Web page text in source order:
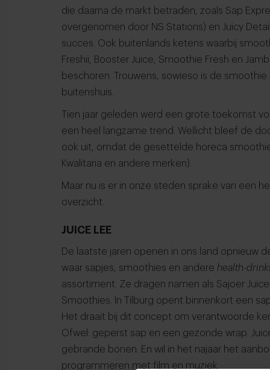
die daarna de markt betraden, zoals Sap
overgenomen door NS Stations) en Juicy
succes. Ook buitenlands ketens waarbij
Freshii, Booster Juice, Smoothie Fresh en
beschoren. Trouwens, sowieso is de
buitenshuis.
Tien jaar geleden werd een grote toekomst
een heel langzame trend. Wellicht bleef de
ook uit, omdat de gesettelde horeca
Kwalitaria en andere merken).
Maar nu is er in onze steden sprake van een
overzicht.
JUICE LEE
De laatste jaren openen in ons land opnieuw
waar sapjes, smoothies en andere health-
assortiment. Ze dragen namen als Sajoer
Smoothies. In Tilburg opent binnenkort een
Het draait bij dit concept om verantwoorde
Ofwel: geperst sap en een gezonde wrap.
gebrande bonen. En wil in het najaar het
programmeren met film en muziek.